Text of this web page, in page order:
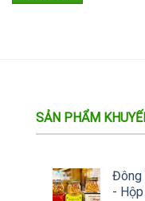
SẢN PHẨM
Đông
- Hộp